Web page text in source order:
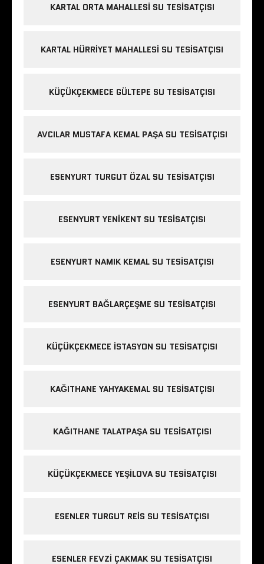
KARTAL ORTA MAHALLESI SU TESISATÇISI
KARTAL HÜRRIYET MAHALLESI SU TESISATÇISI
KÜÇÜKÇEKMECE GÜLTEPE SU TESISATÇISI
AVCILAR MUSTAFA KEMAL PAŞA SU TESISATÇISI
ESENYURT TURGUT ÖZAL SU TESISATÇISI
ESENYURT YENIKENT SU TESISATÇISI
ESENYURT NAMIK KEMAL SU TESISATÇISI
ESENYURT BAĞLARÇEŞME SU TESISATÇISI
KÜÇÜKÇEKMECE ISTASYON SU TESISATÇISI
KAĞITHANE YAHYAKEMAL SU TESISATÇISI
KAĞITHANE TALATPAŞA SU TESISATÇISI
KÜÇÜKÇEKMECE YEŞILOVA SU TESISATÇISI
ESENLER TURGUT REIS SU TESISATÇISI
ESENLER FEVZI ÇAKMAK SU TESISATÇISI